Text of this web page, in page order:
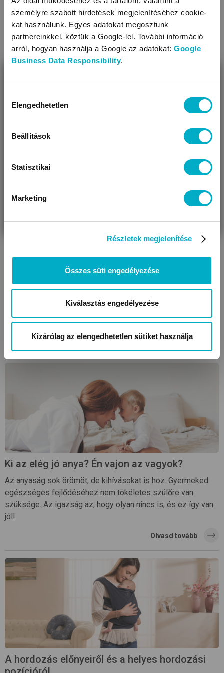
személyre szabott hirdetések megjelenítéséhez cookie-
kat használunk. Egyes adatokat megosztunk
partnereinkkel, köztük a Google-lel. További információ
arról, hogyan használja a Google az adatokat: Google
Business Data Responsibility.
kiválasztása
Elengedhetetlen
Beállítások
Statisztikai
Marketing
Részletek megjelenítése
Összes süti engedélyezése
Kiválasztás engedélyezése
Kizárólag az elengedhetetlen sütiket használja
A szülői phubbing az a jelenség, amikor a szülő fizikailag
elérhetetlenné válik gyermeke számára.
kapcsolatainkra? A mindfulness gyakorlásával szülőként is
boldogabbak és harmonikusabbak lehetünk.
Olvasd tovább
Ki az elég jó anya? Én vajon az vagyok?
Az anyaság sok örömöt, de kihívásokat is hoz. Gyermeked
egészséges fejlődéséhez nem tökéletes szülőre van
szüksége. Az igazság az, hogy olyan nincs is, és ez így van
jól!
Olvasd tovább
A hordozás előnyeiről és a helyes hordozási
Úgy látjuk, most jársz nálunk először!
VÁRANDÓS
AJÁNDÉKOT